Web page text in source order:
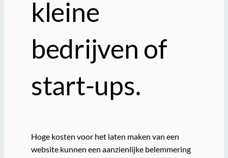
kleine
bedrijven of
start-ups.
Hoge kosten voor het laten maken van een
website kunnen een aanzienlijke belemmering